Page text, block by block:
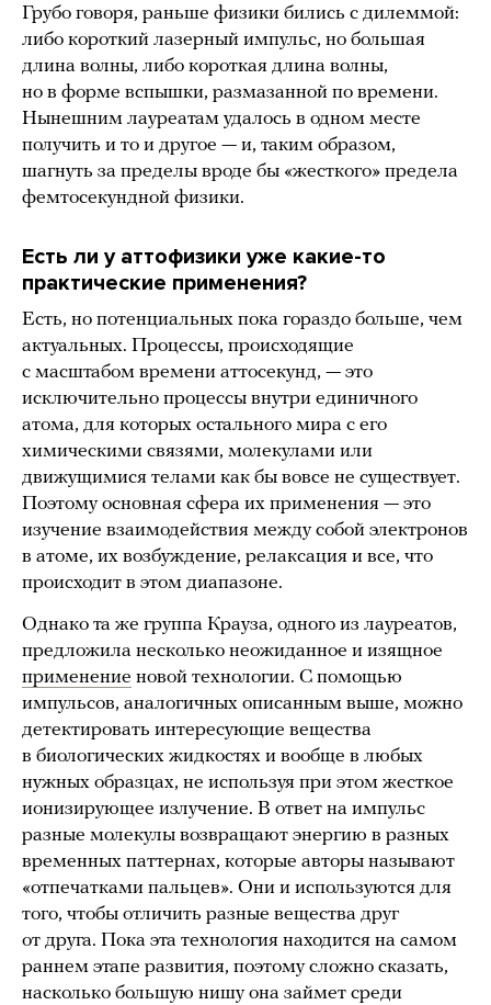
Грубо говоря, раньше физики бились с дилеммой:
либо короткий лазерный импульс, но большая
длина волны, либо короткая длина волны,
но в форме вспышки, размазанной по времени.
Нынешним лауреатам удалось в одном месте
получить и то и другое — и, таким образом,
шагнуть за пределы вроде бы «жесткого» предела
фемтосекундной физики.
Есть ли у аттофизики уже какие-то
практические применения?
Есть, но потенциальных пока гораздо больше, чем
актуальных. Процессы, происходящие
с масштабом времени аттосекунд, — это
исключительно процессы внутри единичного
атома, для которых остального мира с его
химическими связями, молекулами или
движущимися телами как бы вовсе не существует.
Поэтому основная сфера их применения — это
изучение взаимодействия между собой электронов
в атоме, их возбуждение, релаксация и все, что
происходит в этом диапазоне.
Однако та же группа Крауза, одного из лауреатов,
предложила несколько неожиданное и изящное
применение новой технологии. С помощью
импульсов, аналогичных описанным выше, можно
детектировать интересующие вещества
в биологических жидкостях и вообще в любых
нужных образцах, не используя при этом жесткое
ионизирующее излучение. В ответ на импульс
разные молекулы возвращают энергию в разных
временных паттернах, которые авторы называют
«отпечатками пальцев». Они и используются для
того, чтобы отличить разные вещества друг
от друга. Пока эта технология находится на самом
раннем этапе развития, поэтому сложно сказать,
насколько большую нишу она займет среди